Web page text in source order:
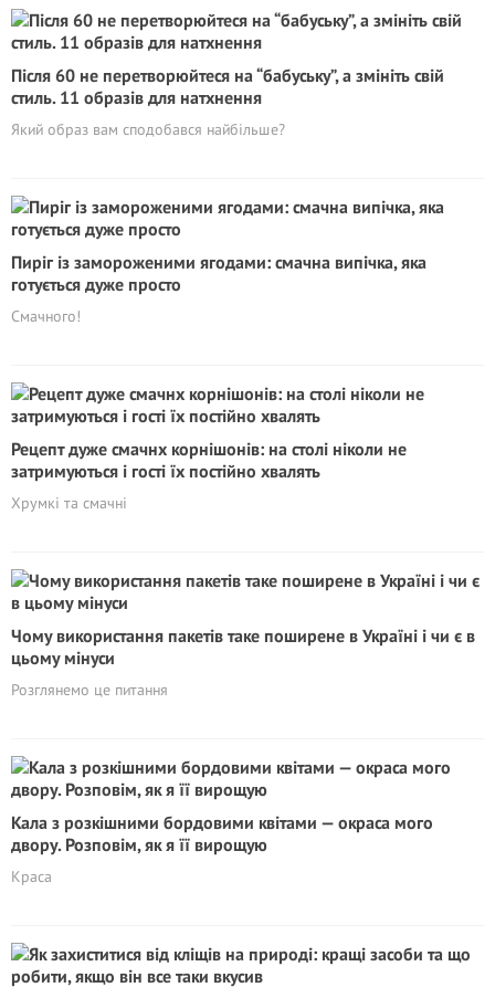
Після 60 не перетворюйтеся на “бабуську”, а змініть свій
стиль. 11 образів для натхнення
Який образ вам сподобався найбільше?
Пиріг із замороженими ягодами: смачна випічка, яка
готується дуже просто
Смачного!
Рецeпт дуже смачнх корнішонів: на столі ніколи не
затримуються і гості їх постійно хвалять
Хрумкі та смачні
Чому використання пакетів таке поширене в Україні і чи є в
цьому мінуси
Розглянемо це питання
Кала з розкішними бордовими квітами — окраса мого
двору. Розповім, як я її вирощую
Краса